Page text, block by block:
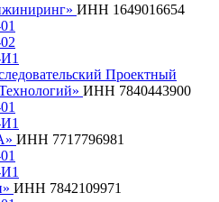
ИНН 1649016654
Проектный
ИНН 7840443900
ИНН 7717796981
ИНН 7842109971